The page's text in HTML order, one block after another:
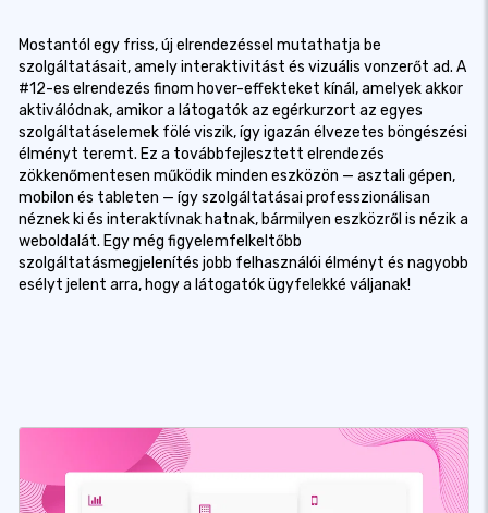
Mostantól egy friss, új elrendezéssel mutathatja be
szolgáltatásait, amely interaktivitást és vizuális vonzerőt ad. A
#12-es elrendezés finom hover-effekteket kínál, amelyek akkor
aktiválódnak, amikor a látogatók az egérkurzort az egyes
szolgáltatáselemek fölé viszik, így igazán élvezetes böngészési
élményt teremt. Ez a továbbfejlesztett elrendezés
zökkenőmentesen működik minden eszközön — asztali gépen,
mobilon és tableten — így szolgáltatásai professzionálisan
néznek ki és interaktívnak hatnak, bármilyen eszközről is nézik a
weboldalát. Egy még figyelemfelkeltőbb
szolgáltatásmegjelenítés jobb felhasználói élményt és nagyobb
esélyt jelent arra, hogy a látogatók ügyfelekké váljanak!